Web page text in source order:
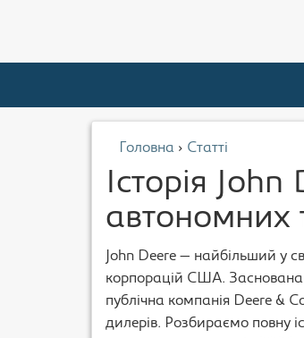
Головна › Статті
Історія
автономних
John Deere — найбільший у
корпорацій США. Заснована
публічна компанія Deere &
дилерів. Розбираємо повну